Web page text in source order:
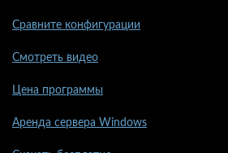
Сравните конфигурации
Смотреть видео
Цена программы
Аренда сервера Windows